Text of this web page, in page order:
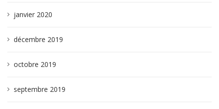
janvier 2020
décembre 2019
octobre 2019
septembre 2019